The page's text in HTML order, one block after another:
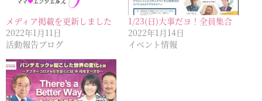
メディア掲載を更新しました
2022年1月11日
活動報告ブログ
1/23(日)大事だヨ！全員集合
2022年1月14日
イベント情報